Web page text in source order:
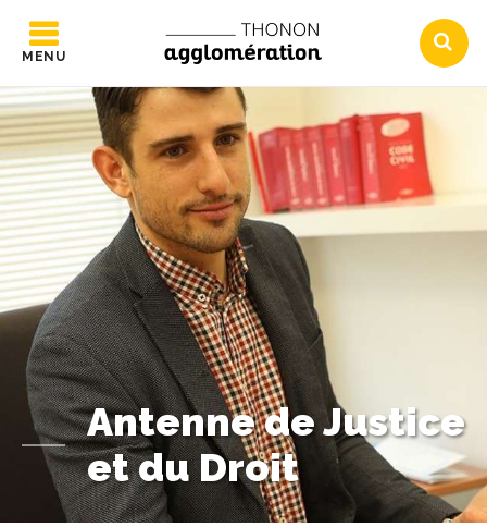
MENU
Antenne de Justice
et du Droit